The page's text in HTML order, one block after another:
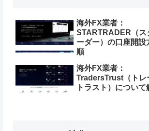
海外FX業者：
STARTRADER（ス
ーダー）の口座開設
順
海外FX業者：
TradersTrust（トレ
トラスト）について